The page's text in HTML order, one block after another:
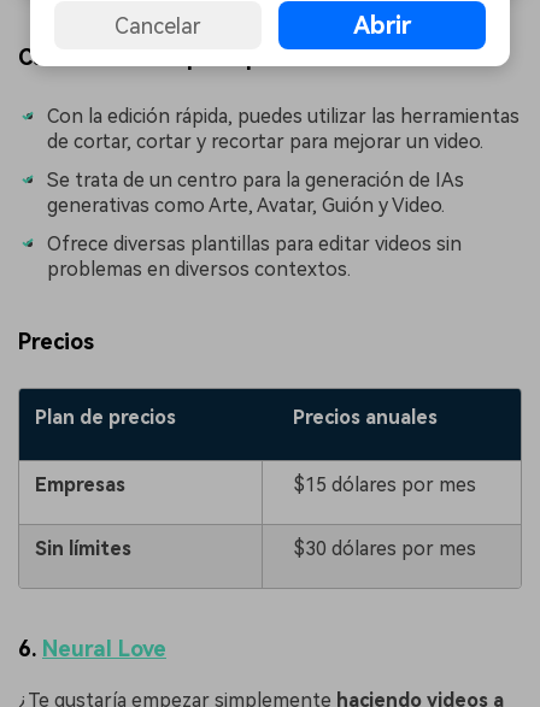
Características principales
Con la edición rápida, puedes utilizar las herramientas
de cortar, cortar y recortar para mejorar un video.
Se trata de un centro para la generación de IAs
generativas como Arte, Avatar, Guión y Video.
Ofrece diversas plantillas para editar videos sin
problemas en diversos contextos.
Precios
Plan de precios Precios anuales
Empresas $15 dólares por mes
Sin límites $30 dólares por mes
6. Neural Love
¿Te gustaría empezar simplemente haciendo videos a
Cancelar Abrir